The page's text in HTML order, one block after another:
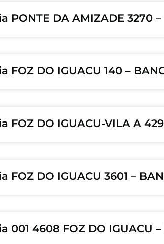
PONTE DA AMIZADE 3270
FOZ DO IGUACU 140 –
FOZ DO IGUACU-VILA A
FOZ DO IGUACU 3601 –
001 4608 FOZ DO IGUACU